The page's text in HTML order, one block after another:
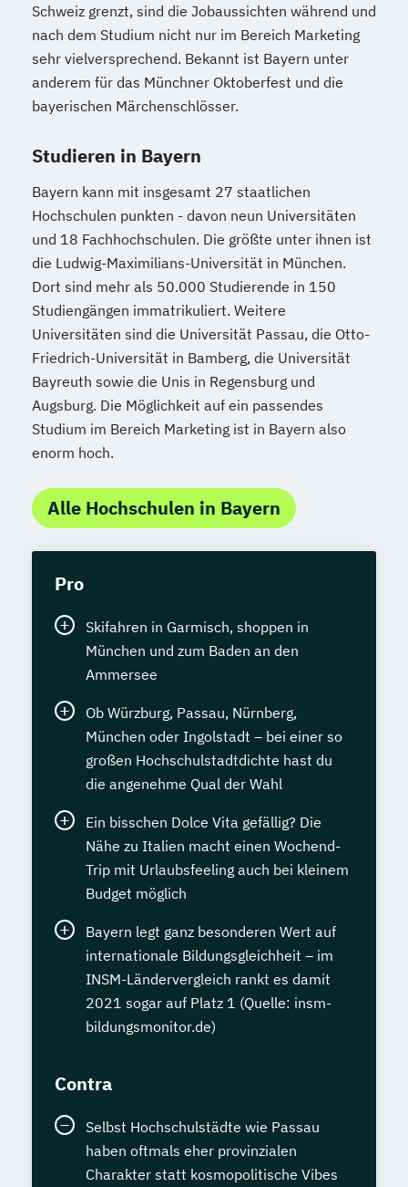
Schweiz grenzt, sind die Jobaussichten während und
nach dem Studium nicht nur im Bereich Marketing
sehr vielversprechend. Bekannt ist Bayern unter
anderem für das Münchner Oktoberfest und die
bayerischen Märchenschlösser.
Studieren in Bayern
Bayern kann mit insgesamt 27 staatlichen
Hochschulen punkten - davon neun Universitäten
und 18 Fachhochschulen. Die größte unter ihnen ist
die Ludwig-Maximilians-Universität in München.
Dort sind mehr als 50.000 Studierende in 150
Studiengängen immatrikuliert. Weitere
Universitäten sind die Universität Passau, die Otto-
Friedrich-Universität in Bamberg, die Universität
Bayreuth sowie die Unis in Regensburg und
Augsburg. Die Möglichkeit auf ein passendes
Studium im Bereich Marketing ist in Bayern also
enorm hoch.
Alle Hochschulen in Bayern
Pro
Skifahren in Garmisch, shoppen in
München und zum Baden an den
Ammersee
Ob Würzburg, Passau, Nürnberg,
München oder Ingolstadt – bei einer so
großen Hochschulstadtdichte hast du
die angenehme Qual der Wahl
Ein bisschen Dolce Vita gefällig? Die
Nähe zu Italien macht einen Wochend-
Trip mit Urlaubsfeeling auch bei kleinem
Budget möglich
Bayern legt ganz besonderen Wert auf
internationale Bildungsgleichheit – im
INSM-Ländervergleich rankt es damit
2021 sogar auf Platz 1 (Quelle: insm-
bildungsmonitor.de)
Contra
Selbst Hochschulstädte wie Passau
haben oftmals eher provinzialen
Charakter statt kosmopolitische Vibes